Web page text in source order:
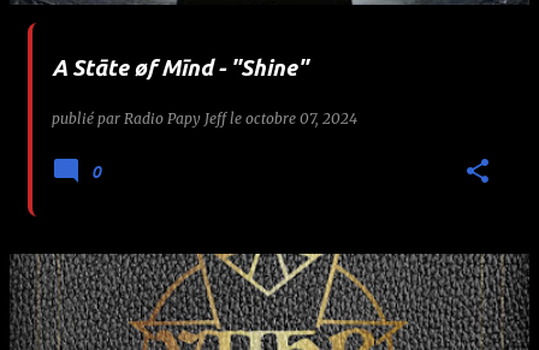
A Stāte øf Mīnd - "Shine"
publié par Radio Papy Jeff le octobre 07, 2024
0